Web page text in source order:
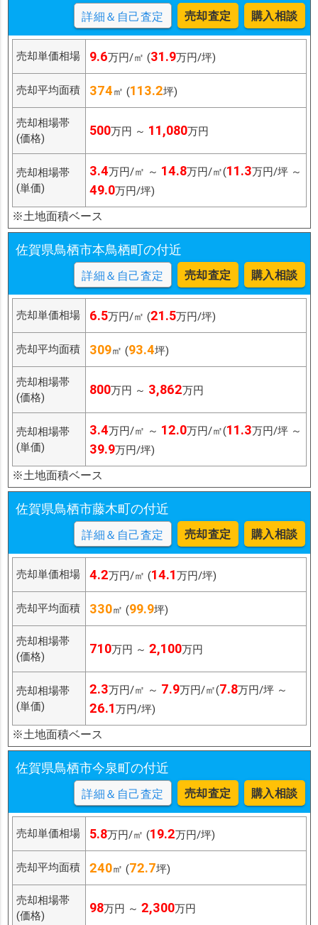
詳細＆自己査定 売却査定 購入相談
売却単価相場 9.6万円/㎡ (31.9万円/坪)
売却平均面積 374㎡ (113.2坪)
売却相場帯
(価格)
500万円 ～ 11,080万円
売却相場帯
(単価)
3.4万円/㎡ ～ 14.8万円/㎡(11.3万円/坪 ～
49.0万円/坪)
※土地面積ベース
佐賀県鳥栖市本鳥栖町の付近
詳細＆自己査定 売却査定 購入相談
売却単価相場 6.5万円/㎡ (21.5万円/坪)
売却平均面積 309㎡ (93.4坪)
売却相場帯
(価格)
800万円 ～ 3,862万円
売却相場帯
(単価)
3.4万円/㎡ ～ 12.0万円/㎡(11.3万円/坪 ～
39.9万円/坪)
※土地面積ベース
佐賀県鳥栖市藤木町の付近
詳細＆自己査定 売却査定 購入相談
売却単価相場 4.2万円/㎡ (14.1万円/坪)
売却平均面積 330㎡ (99.9坪)
売却相場帯
(価格)
710万円 ～ 2,100万円
売却相場帯
(単価)
2.3万円/㎡ ～ 7.9万円/㎡(7.8万円/坪 ～
26.1万円/坪)
※土地面積ベース
佐賀県鳥栖市今泉町の付近
詳細＆自己査定 売却査定 購入相談
売却単価相場 5.8万円/㎡ (19.2万円/坪)
売却平均面積 240㎡ (72.7坪)
売却相場帯
(価格)
98万円 ～ 2,300万円